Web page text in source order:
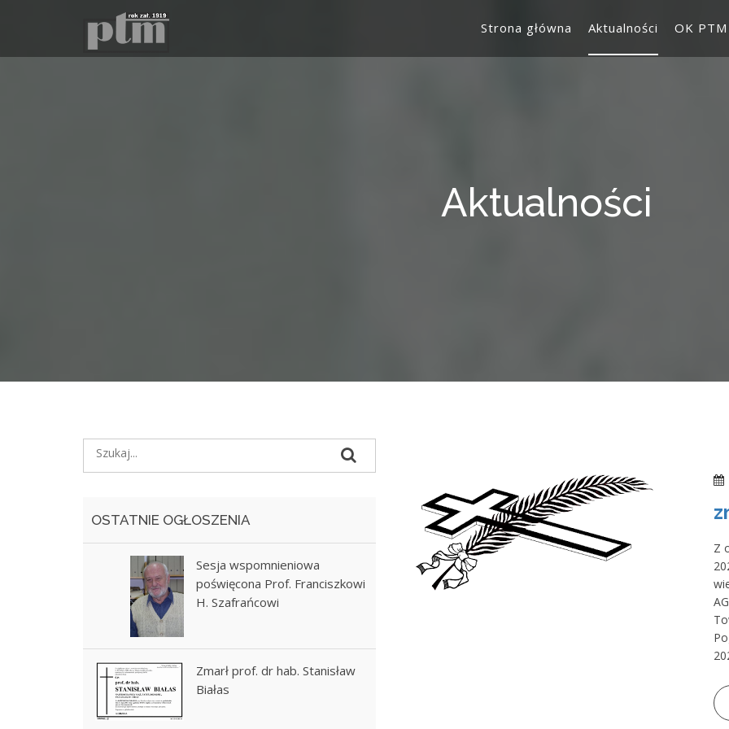
Strona główna Aktualności OK PTM
Aktualności
OSTATNIE OGŁOSZENIA
Sesja wspomnieniowa
poświęcona Prof. Franciszkowi
H. Szafrańcowi
Zmarł prof. dr hab. Stanisław
Białas
Z